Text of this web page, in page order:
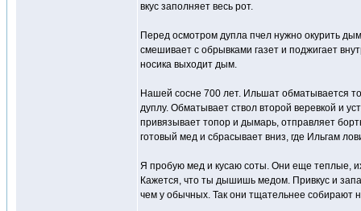
вкус заполняет весь рот.
Перед осмотром дупла пчел нужно окурить
смешивает с обрывками газет и поджигает
носика выходит дым.
Нашей сосне 700 лет. Ильшат обматывается
дуплу. Обматывает ствол второй веревкой и
привязывает топор и дымарь, отправляет
готовый мед и сбрасывает вниз, где Ильгам
Я пробую мед и кусаю соты. Они еще теплые, их
Кажется, что ты дышишь медом. Привкус и
чем у обычных. Так они тщательнее собирают